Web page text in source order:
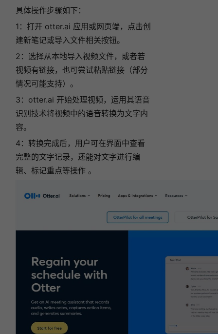
具体操作步骤如下：
1：打开 otter.ai 应用或网页端，点击创
建新笔记或导入文件相关按钮。
2：选择从本地导入视频文件，或者若
视频有链接，也可尝试粘贴链接（部分
情况可能支持）。
3：otter.ai 开始处理视频，运用其语音
识别技术将视频中的语音转换为文字内
容。
4：转换完成后，用户可在界面中查看
完整的文字记录，还能对文字进行编
辑、标记重点等操作 。